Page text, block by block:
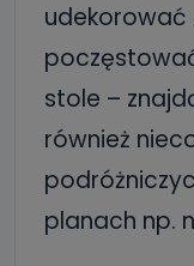
udekorować
stole –
również
planach np.